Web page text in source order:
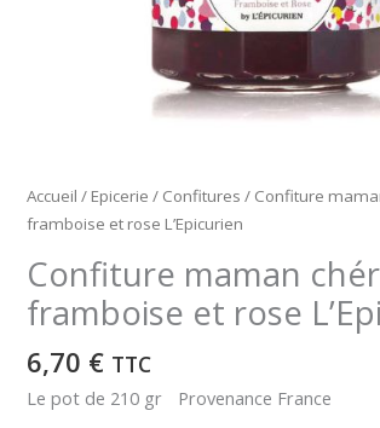
Accueil / Epicerie / Confitures / Confiture
framboise et rose L’Epicurien
Confiture maman
framboise et rose
6,70 € TTC
Le pot de 210 gr Provenance France